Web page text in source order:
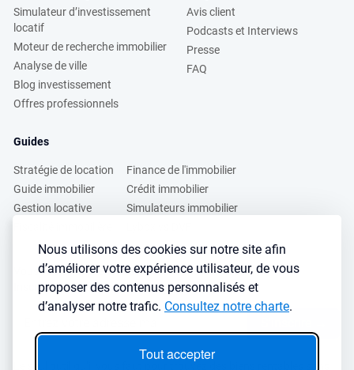
Nous utilisons des cookies sur notre site afin
d’améliorer votre expérience utilisateur, de vous
proposer des contenus personnalisés et
d’analyser notre trafic. Consultez notre charte.
Tout accepter
Simulateur d’investissement
locatif
Moteur de recherche immobilier
Analyse de ville
Blog investissement
Offres professionnels
Avis client
Podcasts et Interviews
Presse
FAQ
Guides
Stratégie de location
Guide immobilier
Gestion locative
Finance de l'immobilier
Crédit immobilier
Simulateurs immobilier
Vous voulez apprendre à investir dans l’immobilier ?
Inscrivez vous à notre newsletter gratuite :